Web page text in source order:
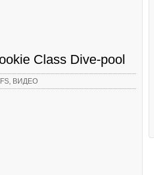
Class Dive-pool
, ВИДЕО